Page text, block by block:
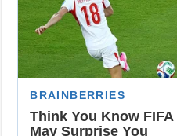
Lo
Decimos